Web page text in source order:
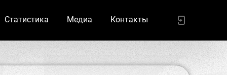
Статистика Медиа Контакты